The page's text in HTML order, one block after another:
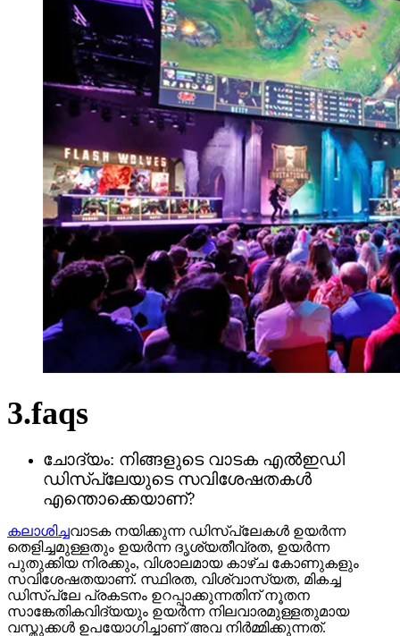
3.faqs
ചോദ്യം: നിങ്ങളുടെ വാടക എൽഇഡി
ഡിസ്പ്ലേയുടെ സവിശേഷതകൾ
എന്തൊക്കെയാണ്?
കലാശിച്ചവാടക നയിക്കുന്ന ഡിസ്പ്ലേകൾ ഉയർന്ന
തെളിച്ചമുള്ളതും ഉയർന്ന ദൃശ്യതീവ്രത, ഉയർന്ന
പുതുക്കിയ നിരക്കും, വിശാലമായ കാഴ്ച കോണുകളും
സവിശേഷതയാണ്. സ്ഥിരത, വിശ്വാസ്യത, മികച്ച
ഡിസ്പ്ലേ പ്രകടനം ഉറപ്പാക്കുന്നതിന് നൂതന
സാങ്കേതികവിദ്യയും ഉയർന്ന നിലവാരമുള്ളതുമായ
വസ്തുക്കൾ ഉപയോഗിച്ചാണ് അവ നിർമ്മിക്കുന്നത്.